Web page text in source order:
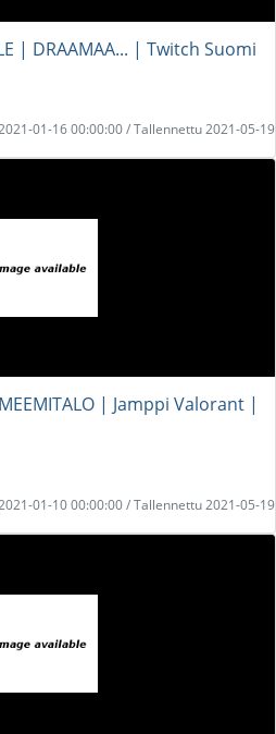
| DRAAMAA... | Twitch Suomi
01-16 00:00:00 / Tallennettu 2021-05-19
| Jamppi Valorant |
01-10 00:00:00 / Tallennettu 2021-05-19